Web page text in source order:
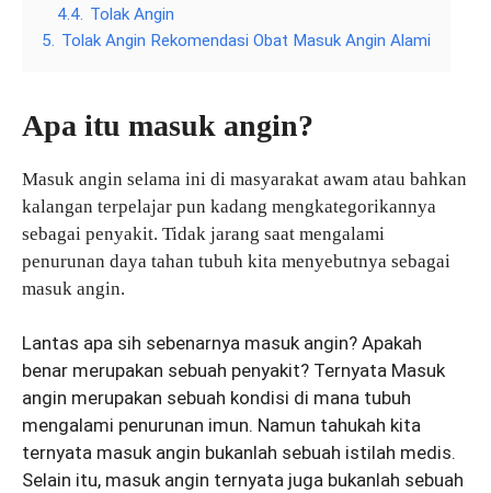
4.4. Tolak Angin
5.
Tolak Angin Rekomendasi Obat Masuk Angin Alami
Apa itu masuk angin?
Masuk angin selama ini di masyarakat awam atau bahkan
kalangan terpelajar pun kadang mengkategorikannya
sebagai penyakit. Tidak jarang saat mengalami
penurunan daya tahan tubuh kita menyebutnya sebagai
masuk angin.
Lantas apa sih sebenarnya masuk angin? Apakah
benar merupakan sebuah penyakit? Ternyata Masuk
angin merupakan sebuah kondisi di mana tubuh
mengalami penurunan imun. Namun tahukah kita
ternyata masuk angin bukanlah sebuah istilah medis.
Selain itu, masuk angin ternyata juga bukanlah sebuah